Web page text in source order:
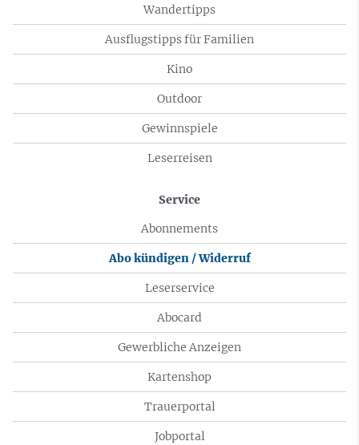
Wandertipps
Ausflugstipps für Familien
Kino
Outdoor
Gewinnspiele
Leserreisen
Service
Abonnements
Abo kündigen / Widerruf
Leserservice
Abocard
Gewerbliche Anzeigen
Kartenshop
Trauerportal
Jobportal